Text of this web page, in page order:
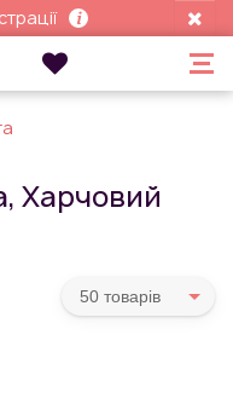
Харчовий
50 товарiв